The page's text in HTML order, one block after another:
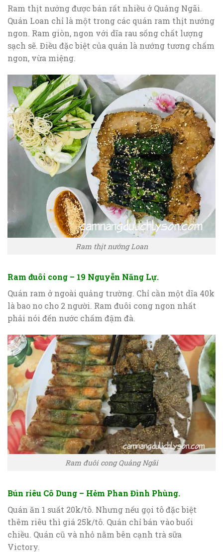
Ram thịt nướng được bán rất nhiều ở Quảng Ngãi.
Quán Loan chỉ là một trong các quán ram thịt nướng
ngon. Ram giòn, ngon với dĩa rau sống chất lượng
sạch sẽ. Điều đặc biệt của quán là nướng tương chấm
ngon, vừa miệng.
Ram thịt nướng Loan
Ram đuôi cong – 19 Nguyễn Năng Lự.
Quán ram ở ngoài quảng trường. Chỉ cần một dĩa 40k
là bao no cho 2 người. Ram đuôi cong ngon nhất
phải nói đến nước chấm đậm đà.
Ram đuôi cong Quảng Ngãi
Bún riêu Cô Dung – Hẻm Phan Đình Phùng.
Quán ăn 1 suất 20k/tô. Nhưng nếu gọi tô đặc biệt
thêm riêu thì giá 25k/tô. Quán chỉ bán vào buổi
chiều. Quán cũ và nhỏ nằm bên cạnh trà sữa
Victory.